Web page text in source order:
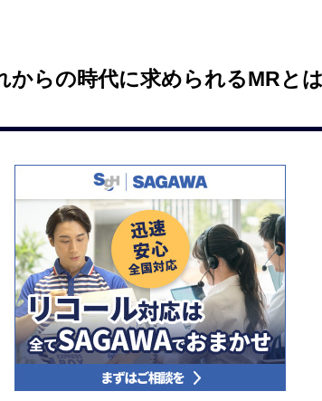
からの時代に求められるMRと